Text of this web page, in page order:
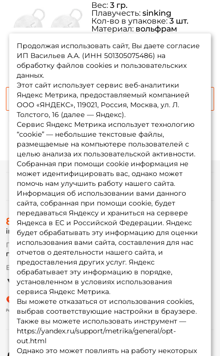
наличии
Сообщить о поступлении
Вес: 3 гр.
Плавучесть: sinking
Кол-во в упаковке:3 шт.
Материал: вольфрам
Диаметр:
Продолжая использовать сайт, Вы даете согласие
ИП Васильев А.А. (ИНН 501305075486) на
обработку файлов cookies и пользовательских
данных.
Этот сайт использует сервис веб-аналитики
Яндекс Метрика, предоставляемый компанией
ООО «ЯНДЕКС», 119021, Россия, Москва, ул. Л.
Толстого, 16 (далее — Яндекс).
Сервис Яндекс Метрика использует технологию
“cookie” — небольшие текстовые файлы,
размещаемые на компьютере пользователей с
целью анализа их пользовательской активности.
Собранная при помощи cookie информация не
может идентифицировать вас, однако может
помочь нам улучшить работу нашего сайта.
Информация об использовании вами данного
сайта, собранная при помощи cookie, будет
передаваться Яндексу и храниться на сервере
Яндекса в ЕС и Российской Федерации. Яндекс
будет обрабатывать эту информацию для оценки
использования вами сайта, составления для нас
отчетов о деятельности нашего сайта, и
предоставления других услуг. Яндекс
обрабатывает эту информацию в порядке,
установленном в условиях использования
сервиса Яндекс Метрика.
Вы можете отказаться от использования cookies,
выбрав соответствующие настройки в браузере.
Также вы можете использовать инструмент —
https://yandex.ru/support/metrika/general/opt-
out.html
Однако это может повлиять на работу некоторых
Информация
О магазине
Доставка
Оплата
Fox-bonus
Гуру
Партнерская программа
8 (495) 532-77-88
info@foxfishing.ru
По вопросам с заказом
г. Москва, ул. Плеханова д.7
Ежедневно 10:00 до 20:00